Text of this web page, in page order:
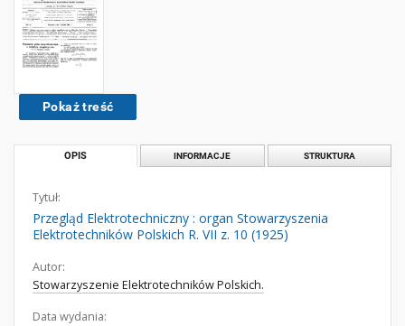
Pokaż treść
OPIS INFORMACJE STRUKTURA
Tytuł:
Przegląd Elektrotechniczny : organ Stowarzyszenia
Elektrotechników Polskich R. VII z. 10 (1925)
Autor:
Stowarzyszenie Elektrotechników Polskich.
Data wydania: